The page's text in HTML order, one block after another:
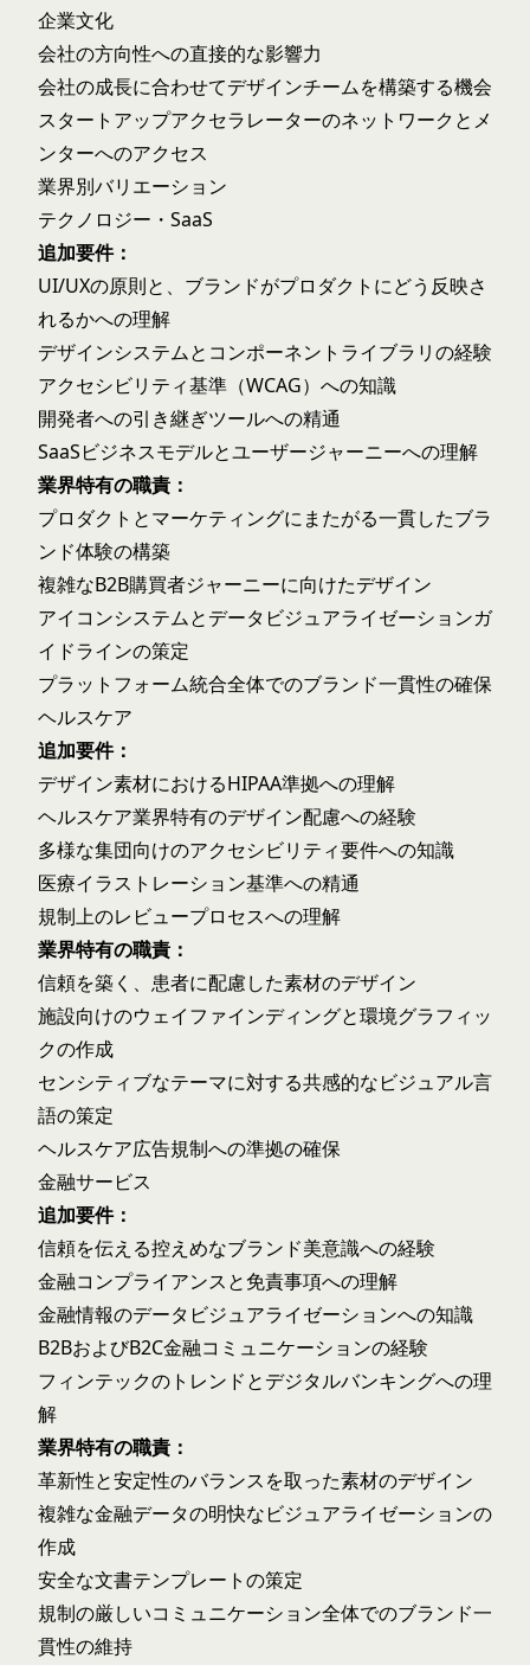
企業文化
会社の方向性への直接的な影響力
会社の成長に合わせてデザインチームを構築する機会
スタートアップアクセラレーターのネットワークとメ
ンターへのアクセス
業界別バリエーション
テクノロジー・SaaS
追加要件：
UI/UXの原則と、ブランドがプロダクトにどう反映さ
れるかへの理解
デザインシステムとコンポーネントライブラリの経験
アクセシビリティ基準（WCAG）への知識
開発者への引き継ぎツールへの精通
SaaSビジネスモデルとユーザージャーニーへの理解
業界特有の職責：
プロダクトとマーケティングにまたがる一貫したブラ
ンド体験の構築
複雑なB2B購買者ジャーニーに向けたデザイン
アイコンシステムとデータビジュアライゼーションガ
イドラインの策定
プラットフォーム統合全体でのブランド一貫性の確保
ヘルスケア
追加要件：
デザイン素材におけるHIPAA準拠への理解
ヘルスケア業界特有のデザイン配慮への経験
多様な集団向けのアクセシビリティ要件への知識
医療イラストレーション基準への精通
規制上のレビュープロセスへの理解
業界特有の職責：
信頼を築く、患者に配慮した素材のデザイン
施設向けのウェイファインディングと環境グラフィッ
クの作成
センシティブなテーマに対する共感的なビジュアル言
語の策定
ヘルスケア広告規制への準拠の確保
金融サービス
追加要件：
信頼を伝える控えめなブランド美意識への経験
金融コンプライアンスと免責事項への理解
金融情報のデータビジュアライゼーションへの知識
B2BおよびB2C金融コミュニケーションの経験
フィンテックのトレンドとデジタルバンキングへの理
解
業界特有の職責：
革新性と安定性のバランスを取った素材のデザイン
複雑な金融データの明快なビジュアライゼーションの
作成
安全な文書テンプレートの策定
規制の厳しいコミュニケーション全体でのブランド一
貫性の維持